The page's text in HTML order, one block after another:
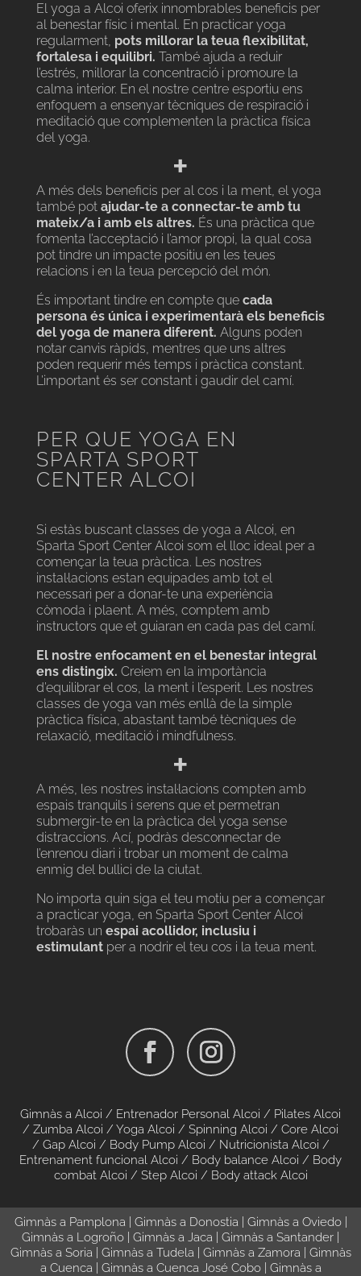
El yoga a Alcoi oferix innombrables beneficis per
al benestar físic i mental. En practicar yoga
regularment, pots millorar la teua flexibilitat,
fortalesa i equilibri. També ajuda a reduir
l’estrés, millorar la concentració i promoure la
calma interior. En el nostre centre esportiu ens
enfoquem a ensenyar tècniques de respiració i
meditació que complementen la pràctica física
del yoga.
+
A més dels beneficis per al cos i la ment, el yoga
també pot ajudar-te a connectar-te amb tu
mateix/a i amb els altres. És una pràctica que
fomenta l’acceptació i l’amor propi, la qual cosa
pot tindre un impacte positiu en les teues
relacions i en la teua percepció del món.
És important tindre en compte que cada
persona és única i experimentarà els beneficis
del yoga de manera diferent. Alguns poden
notar canvis ràpids, mentres que uns altres
poden requerir més temps i pràctica constant.
L’important és ser constant i gaudir del camí.
PER QUE YOGA EN
SPARTA SPORT
CENTER ALCOI
Si estàs buscant classes de yoga a Alcoi, en
Sparta Sport Center Alcoi som el lloc ideal per a
començar la teua pràctica. Les nostres
instal·lacions estan equipades amb tot el
necessari per a donar-te una experiència
còmoda i plaent. A més, comptem amb
instructors que et guiaran en cada pas del camí.
El nostre enfocament en el benestar integral
ens distingix. Creiem en la importància
d’equilibrar el cos, la ment i l’esperit. Les nostres
classes de yoga van més enllà de la simple
pràctica física, abastant també tècniques de
relaxació, meditació i mindfulness.
+
A més, les nostres instal·lacions compten amb
espais tranquils i serens que et permetran
submergir-te en la pràctica del yoga sense
distraccions. Ací, podràs desconnectar de
l’enrenou diari i trobar un moment de calma
enmig del bullici de la ciutat.
No importa quin siga el teu motiu per a començar
a practicar yoga, en Sparta Sport Center Alcoi
trobaràs un espai acollidor, inclusiu i
estimulant per a nodrir el teu cos i la teua ment.
Gimnàs a Alcoi / Entrenador Personal Alcoi / Pilates Alcoi
/ Zumba Alcoi / Yoga Alcoi / Spinning Alcoi / Core Alcoi
/ Gap Alcoi / Body Pump Alcoi / Nutricionista Alcoi /
Entrenament funcional Alcoi / Body balance Alcoi / Body
combat Alcoi / Step Alcoi / Body attack Alcoi
Gimnàs a Pamplona| Gimnàs a Donostia| Gimnàs a Oviedo|
Gimnàs a Logroño
Gimnàs a Jaca Gimnàs a Santander
Gimnàs a Soria| Gimnàs a Tudela| Gimnàs a Zamora| Gimnàs
a Cuenca| Gimnàs a Cuenca José Cobo| Gimnàs a